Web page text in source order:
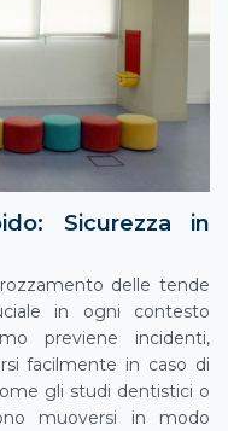
Sicurezza in
delle tende
in ogni contesto
previene incidenti,
facilmente in caso di
gli studi dentistici o
muoversi in modo